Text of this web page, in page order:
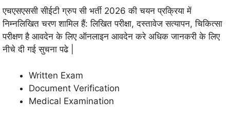
एचएसएससी सीईटी ग्रुप सी भर्ती 2026 की चयन प्रक्रिया में
निम्नलिखित चरण शामिल हैं: लिखित परीक्षा, दस्तावेज सत्यापन, चिकित्सा
परीक्षण है आवदेन के लिए ऑनलाइन आवदेन करे अधिक जानकरी के लिए
नीचे दी गई सुचना पढे |
Written Exam
Document Verification
Medical Examination